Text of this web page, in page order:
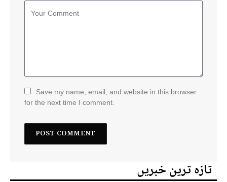
Save my name, email, and website in this browser
for the next time I comment.
تازہ ترین خبریں